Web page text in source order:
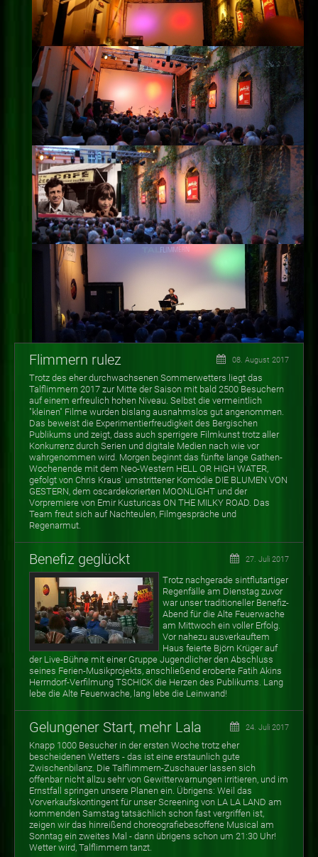
Flimmern rulez 08. August 2017
Trotz des eher durchwachsenen Sommerwetters liegt das
Talflimmern 2017 zur Mitte der Saison mit bald 2500 Besuchern
auf einem erfreulich hohen Niveau. Selbst die vermeintlich
"kleinen" Filme wurden bislang ausnahmslos gut angenommen.
Das beweist die Experimentierfreudigkeit des Bergischen
Publikums und zeigt, dass auch sperrigere Filmkunst trotz aller
Konkurrenz durch Serien und digitale Medien nach wie vor
wahrgenommen wird. Morgen beginnt das fünfte lange Gathen-
Wochenende mit dem Neo-Western HELL OR HIGH WATER,
gefolgt von Chris Kraus' umstrittener Komödie DIE BLUMEN VON
GESTERN, dem oscardekorierten MOONLIGHT und der
Vorpremiere von Emir Kusturicas ON THE MILKY ROAD. Das
Team freut sich auf Nachteulen, Filmgespräche und
Regenarmut.
Benefiz geglückt 27. Juli 2017
Trotz nachgerade sintflutartiger
Regenfälle am Dienstag zuvor
war unser traditioneller Benefiz-
Abend für die Alte Feuerwache
am Mittwoch ein voller Erfolg.
Vor nahezu ausverkauftem
Haus feierte Björn Krüger auf
der Live-Bühne mit einer Gruppe Jugendlicher den Abschluss
seines Ferien-Musikprojekts, anschließend eroberte Fatih Akins
Herrndorf-Verfilmung TSCHICK die Herzen des Publikums. Lang
lebe die Alte Feuerwache, lang lebe die Leinwand!
Gelungener Start, mehr Lala 24. Juli 2017
Knapp 1000 Besucher in der ersten Woche trotz eher
bescheidenen Wetters - das ist eine erstaunlich gute
Zwischenbilanz. Die Talflimmern-Zuschauer lassen sich
offenbar nicht allzu sehr von Gewitterwarnungen irritieren, und im
Ernstfall springen unsere Planen ein. Übrigens: Weil das
Vorverkaufskontingent für unser Screening von LA LA LAND am
kommenden Samstag tatsächlich schon fast vergriffen ist,
zeigen wir das hinreißend choreografiebesoffene Musical am
Sonntag ein zweites Mal - dann übrigens schon um 21:30 Uhr!
Wetter wird, Talflimmern tanzt.